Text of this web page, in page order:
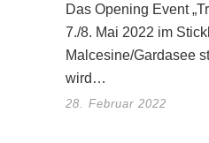
Das Opening Event
7./8. Mai 2022 im
Malcesine/Gardasee
wird…
28. Februar 2022